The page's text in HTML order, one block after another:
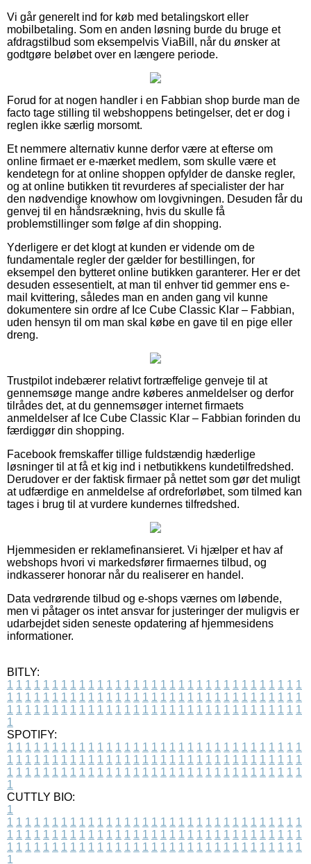
Vi går generelt ind for køb med betalingskort eller
mobilbetaling. Som en anden løsning burde du bruge et
afdragstilbud som eksempelvis ViaBill, når du ønsker at
godtgøre beløbet over en længere periode.
Forud for at nogen handler i en Fabbian shop burde man de
facto tage stilling til webshoppens betingelser, det er dog i
reglen ikke særlig morsomt.
Et nemmere alternativ kunne derfor være at efterse om
online firmaet er e-mærket medlem, som skulle være et
kendetegn for at online shoppen opfylder de danske regler,
og at online butikken tit revurderes af specialister der har
den nødvendige knowhow om lovgivningen. Desuden får du
genvej til en håndsrækning, hvis du skulle få
problemstillinger som følge af din shopping.
Yderligere er det klogt at kunden er vidende om de
fundamentale regler der gælder for bestillingen, for
eksempel den bytteret online butikken garanterer. Her er det
desuden essesentielt, at man til enhver tid gemmer ens e-
mail kvittering, således man en anden gang vil kunne
dokumentere sin ordre af Ice Cube Classic Klar – Fabbian,
uden hensyn til om man skal købe en gave til en pige eller
dreng.
Trustpilot indebærer relativt fortræffelige genveje til at
gennemsøge mange andre køberes anmeldelser og derfor
tilrådes det, at du gennemsøger internet firmaets
anmeldelser af Ice Cube Classic Klar – Fabbian forinden du
færdiggør din shopping.
Facebook fremskaffer tillige fuldstændig hæderlige
løsninger til at få et kig ind i netbutikkens kundetilfredshed.
Derudover er der faktisk firmaer på nettet som gør det muligt
at udfærdige en anmeldelse af ordreforløbet, som tilmed kan
tages i brug til at vurdere kundernes tilfredshed.
Hjemmesiden er reklamefinansieret. Vi hjælper et hav af
webshops hvori vi markedsfører firmaernes tilbud, og
indkasserer honorar når du realiserer en handel.
Data vedrørende tilbud og e-shops værnes om løbende,
men vi påtager os intet ansvar for justeringer der muligvis er
udarbejdet siden seneste opdatering af hjemmesidens
informationer.
BITLY:
1 1 1 1 1 1 1 1 1 1 1 1 1 1 1 1 1 1 1 1 1 1 1 1 1 1 1 1 1 1 1 1 1
1 1 1 1 1 1 1 1 1 1 1 1 1 1 1 1 1 1 1 1 1 1 1 1 1 1 1 1 1 1 1 1 1
1 1 1 1 1 1 1 1 1 1 1 1 1 1 1 1 1 1 1 1 1 1 1 1 1 1 1 1 1 1 1 1 1
1
SPOTIFY:
1 1 1 1 1 1 1 1 1 1 1 1 1 1 1 1 1 1 1 1 1 1 1 1 1 1 1 1 1 1 1 1 1
1 1 1 1 1 1 1 1 1 1 1 1 1 1 1 1 1 1 1 1 1 1 1 1 1 1 1 1 1 1 1 1 1
1 1 1 1 1 1 1 1 1 1 1 1 1 1 1 1 1 1 1 1 1 1 1 1 1 1 1 1 1 1 1 1 1
1
CUTTLY BIO:
1
1 1 1 1 1 1 1 1 1 1 1 1 1 1 1 1 1 1 1 1 1 1 1 1 1 1 1 1 1 1 1 1 1
1 1 1 1 1 1 1 1 1 1 1 1 1 1 1 1 1 1 1 1 1 1 1 1 1 1 1 1 1 1 1 1 1
1 1 1 1 1 1 1 1 1 1 1 1 1 1 1 1 1 1 1 1 1 1 1 1 1 1 1 1 1 1 1 1 1
1